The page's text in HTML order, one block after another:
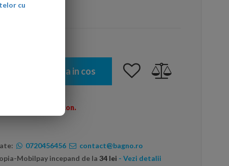
mai ieftin?
Adauga in cos
peste 600 Ron.
0720456456
contact@bagno.ro
Mobilpay incepand de la 34 lei - Vezi detalii
cu